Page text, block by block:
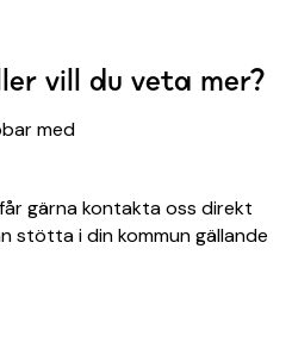
vill du veta mer?
med
gärna kontakta oss direkt
stötta i din kommun gällande